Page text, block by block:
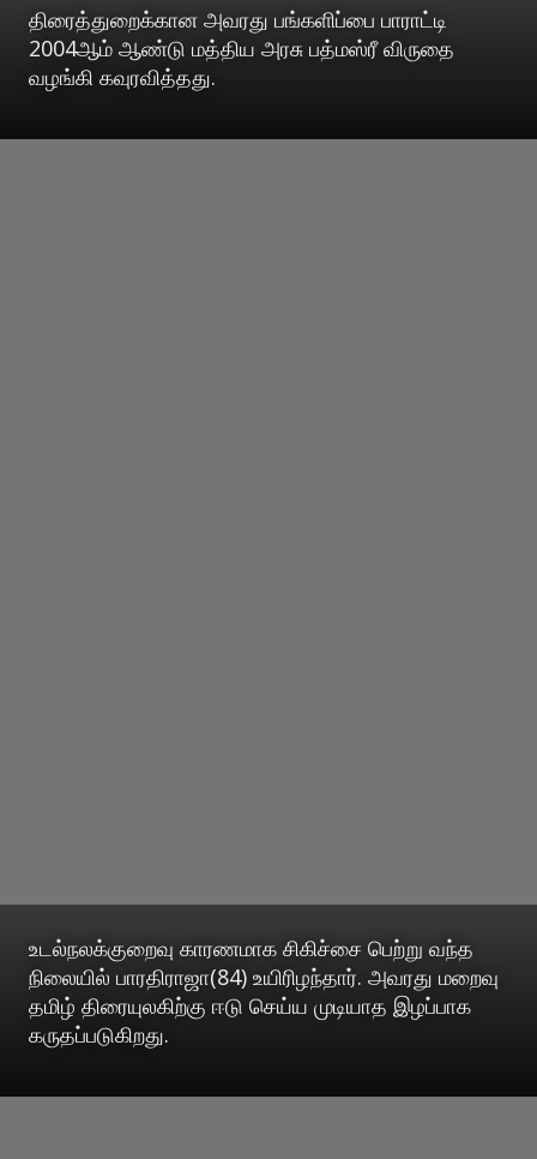
திரைத்துறைக்கான அவரது பங்களிப்பை பாராட்டி
2004ஆம் ஆண்டு மத்திய அரசு பத்மஸ்ரீ விருதை
வழங்கி கவுரவித்தது.
உடல்நலக்குறைவு காரணமாக சிகிச்சை பெற்று வந்த
நிலையில் பாரதிராஜா(84) உயிரிழந்தார். அவரது மறைவு
தமிழ் திரையுலகிற்கு ஈடு செய்ய முடியாத இழப்பாக
கருதப்படுகிறது.